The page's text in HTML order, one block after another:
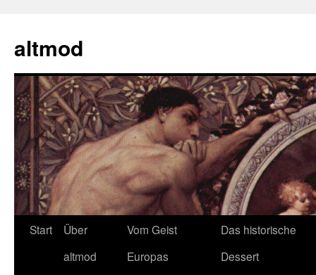
springen
altmod
Start
Über
altmod
Vom Geist
Europas
Das historische
Dessert